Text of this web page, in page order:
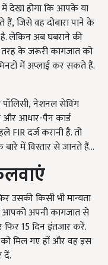
देखा होगा कि आपके या
हैं,जिसे वह दोबारा पाने के
लेकिन अब घबराने की
के जरूरी कागजात को
में अप्लाई कर सकते हैं.
,नेशनल सेविंग
आधार-पैन कार्ड
FIRदर्ज करानी है. तो
में विस्तार से जानते हैं...
उसकी किसी भी मान्यता
आपको अपनी कागजात से
15 दिन इंतजार करें.
मिल गए हों और वह इस
दें.